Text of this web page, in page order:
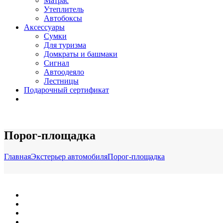
Утеплитель
Автобоксы
Аксессуары
Сумки
Для туризма
Домкраты и башмаки
Сигнал
Автоодеяло
Лестницы
Подарочный сертификат
Порог-площадка
ГлавнаяЭкстерьер автомобиляПорог-площадка